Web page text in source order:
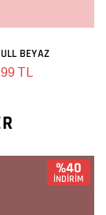
BEYAZ
TL
%40
İNDİRİM